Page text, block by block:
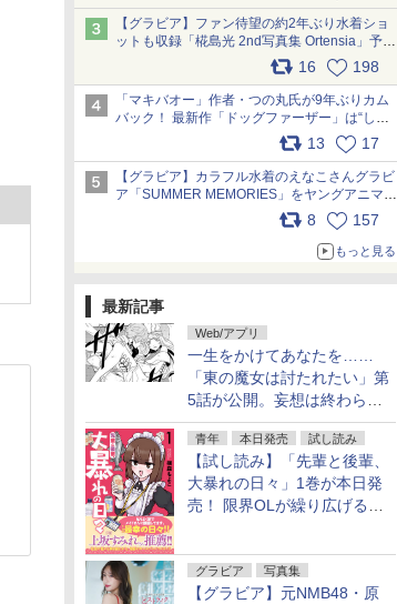
【グラビア】ファン待望の約2年ぶり水着ショ
ットも収録「椛島光 2nd写真集 Ortensia」予約
16 198
「マキバオー」作者・つの丸氏が9年ぶりカム
バック！ 最新作「ドッグファーザー」は“しゃ
べらない動物”とのリアルな暮らしを描く 「も
うこれ以上の幸せはない」……一緒に暮らす愛
犬たちへ… pic.x.com/hEr88DgVyD
13 17
【グラビア】カラフル水着のえなこさんグラビ
ア「SUMMER MEMORIES」をヤングアニマル
Webで公開中 pic.x.com/wdmmjZ7DnV
8 157
もっと見る
最新記事
Web/アプリ
一生をかけてあなたを……
「東の魔女は討たれたい」第
5話が公開。妄想は終わらな
い
青年 本日発売 試し読み
【試し読み】「先輩と後輩、
大暴れの日々」1巻が本日発
売！ 限界OLが繰り広げる禁
グラビア 写真集
【グラビア】元NMB48・原